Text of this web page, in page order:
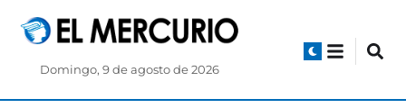
Domingo, 9 de agosto de 2026